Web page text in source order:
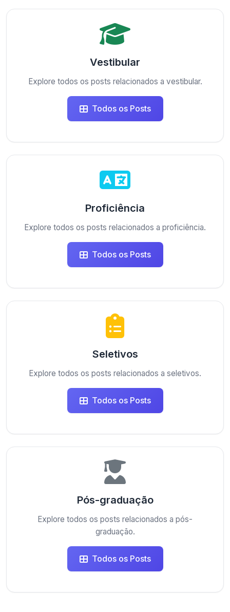
Vestibular
Explore todos os posts relacionados a vestibular.
Todos os Posts
Proficiência
Explore todos os posts relacionados a proficiência.
Todos os Posts
Seletivos
Explore todos os posts relacionados a seletivos.
Todos os Posts
Pós-graduação
Explore todos os posts relacionados a pós-
graduação.
Todos os Posts